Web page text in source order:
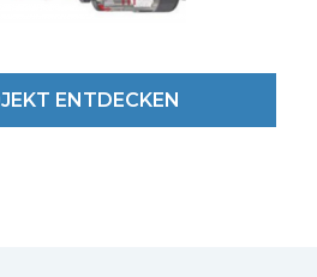
ENTDECKEN